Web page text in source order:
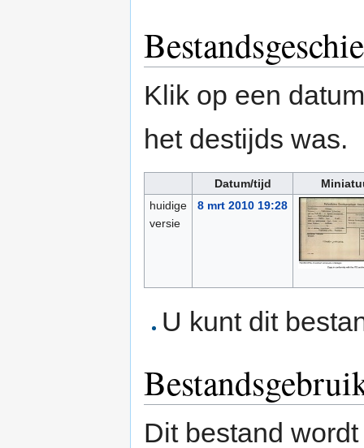
Klik op een
het destijds was.
Datum/tijd
huidige
versie
8 mrt 2010 19:28
U kunt dit
Dit bestand